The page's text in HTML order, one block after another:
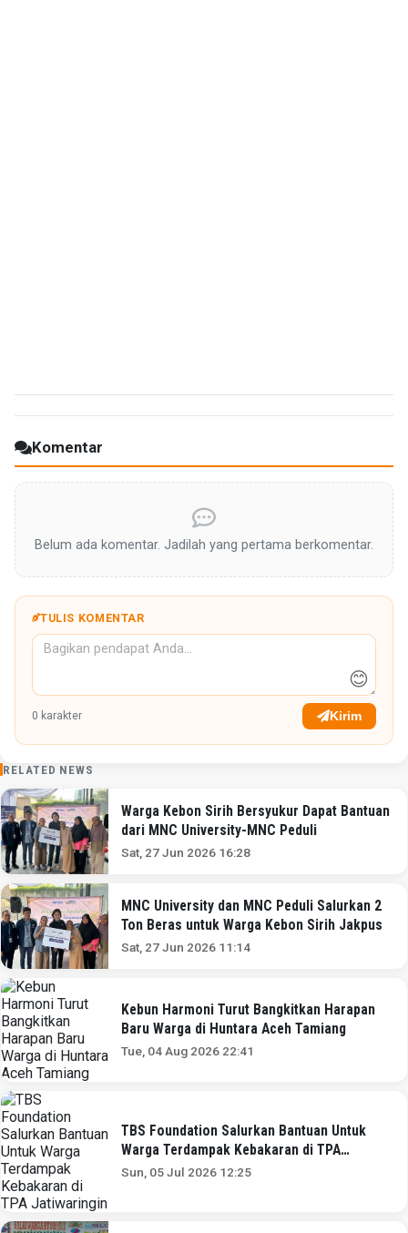
Komentar
Belum ada komentar. Jadilah yang pertama berkomentar.
TULIS KOMENTAR
😊
0 karakter Kirim
RELATED NEWS
Warga Kebon Sirih Bersyukur Dapat Bantuan
dari MNC University-MNC Peduli
Sat, 27 Jun 2026 16:28
MNC University dan MNC Peduli Salurkan 2
Ton Beras untuk Warga Kebon Sirih Jakpus
Sat, 27 Jun 2026 11:14
Kebun Harmoni Turut Bangkitkan Harapan
Baru Warga di Huntara Aceh Tamiang
Tue, 04 Aug 2026 22:41
TBS Foundation Salurkan Bantuan Untuk
Warga Terdampak Kebakaran di TPA
Jatiwaringin
Sun, 05 Jul 2026 12:25